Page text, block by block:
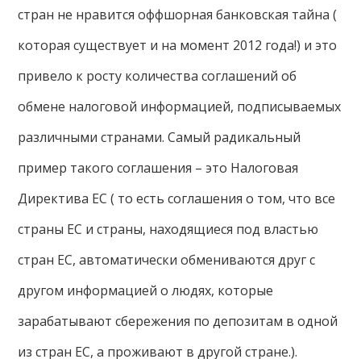
стран не нравится оффшорная банковская тайна (
которая существует и на момент 2012 года!) и это
привело к росту количества соглашений об
обмене налоговой информацией, подписываемых
различными странами. Самый радикальный
пример такого соглашения – это Налоговая
Директива ЕС ( то есть соглашения о том, что все
страны ЕС и страны, находящиеся под властью
стран ЕС, автоматически обмениваются друг с
другом информацией о людях, которые
зарабатывают сбережения по депозитам в одной
из стран ЕС, а проживают в другой стране.).